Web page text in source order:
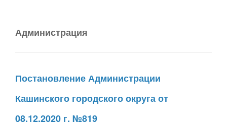
Администрация
Постановление Администрации
Кашинского городского округа от
08.12.2020 г. №819